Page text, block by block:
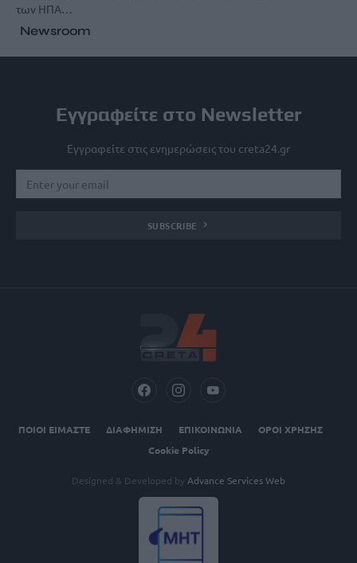
των ΗΠΑ…
Newsroom
Εγγραφείτε στο Newsletter
Εγγραφείτε στις ενημερώσεις του creta24.gr
SUBSCRIBE
ΠΟΙΟΙ ΕΙΜΑΣΤΕ ΔΙΑΦΗΜΙΣΗ ΕΠΙΚΟΙΝΩΝΙΑ
ΟΡΟΙ ΧΡΗΣΗΣ
Cookie Policy
Designed & Developed by Advance Services Web